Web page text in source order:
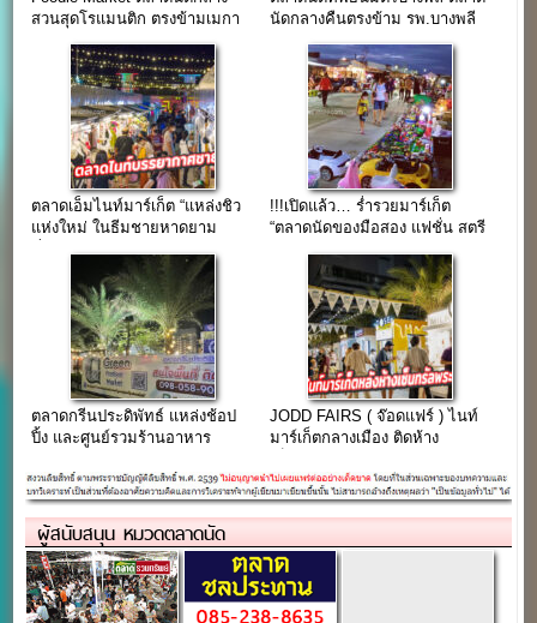
สวนสุดโรแมนติก ตรงข้ามเมกา
นัดกลางคืนตรงข้าม รพ.บางพลี
ตลาดเอ็มไนท์มาร์เก็ต “แหล่งชิว
แห่งใหม่ ในธีมชายหาดยาม
!!!เปิดแล้ว… ร่ำรวยมาร์เก็ต
“ตลาดนัดของมือสอง แฟชั่น สตรี
ตลาดกรีนประดิพัทธ์ แหล่งช้อป
ปิ้ง และศูนย์รวมร้านอาหาร
JODD FAIRS ( จ๊อดแฟร์ ) ไนท์
มาร์เก็ตกลางเมือง ติดห้าง
ผู้สนับสนุน หมวดตลาดนัด